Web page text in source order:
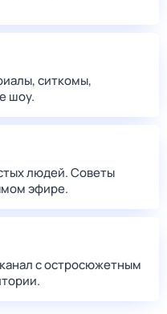
ситкомы,
шоу.
людей. Советы
эфире.
с остросюжетным